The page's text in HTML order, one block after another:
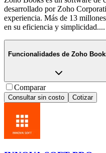
desarrollado por Zoho
experiencia. Más de 13
en su eficiencia y simplicidad....
Funcionalidades de Zoho
Comparar
Consultar sin costo Cotizar